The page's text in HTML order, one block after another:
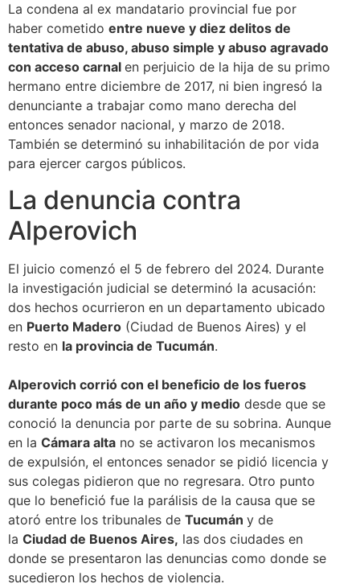
La condena al ex mandatario provincial fue por
haber cometido entre nueve y diez delitos de
tentativa de abuso, abuso simple y abuso agravado
con acceso carnal en perjuicio de la hija de su primo
hermano entre diciembre de 2017, ni bien ingresó la
denunciante a trabajar como mano derecha del
entonces senador nacional, y marzo de 2018.
También se determinó su inhabilitación de por vida
para ejercer cargos públicos.
La denuncia contra
Alperovich
El juicio comenzó el 5 de febrero del 2024. Durante
la investigación judicial se determinó la acusación:
dos hechos ocurrieron en un departamento ubicado
en Puerto Madero (Ciudad de Buenos Aires) y el
resto en la provincia de Tucumán.
Alperovich corrió con el beneficio de los fueros
durante poco más de un año y medio desde que se
conoció la denuncia por parte de su sobrina. Aunque
en la Cámara alta no se activaron los mecanismos
de expulsión, el entonces senador se pidió licencia y
sus colegas pidieron que no regresara. Otro punto
que lo benefició fue la parálisis de la causa que se
atoró entre los tribunales de Tucumán y de
la Ciudad de Buenos Aires, las dos ciudades en
donde se presentaron las denuncias como donde se
sucedieron los hechos de violencia.